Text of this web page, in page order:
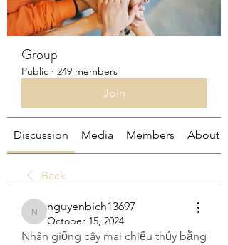
Group
Public · 249 members
Join
Discussion Media Members About
Back
nguyenbich13697
nguyenbich13697
October 15, 2024
Nhân giống cây mai chiếu thủy bằng